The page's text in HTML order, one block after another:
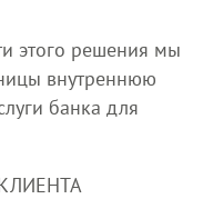
этого решения мы
внутреннюю
банка для